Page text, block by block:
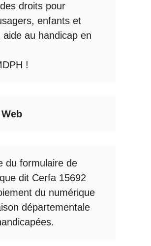
droits pour
enfants et
au handicap en
!
du formulaire de
dit Cerfa 15692
du numérique
départementale